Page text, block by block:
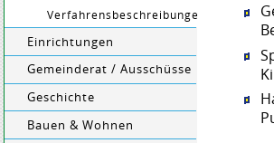
Verfahrensbeschreibungen
Einrichtungen
Gemeinderat / Ausschüsse
Geschichte
Bauen & Wohnen